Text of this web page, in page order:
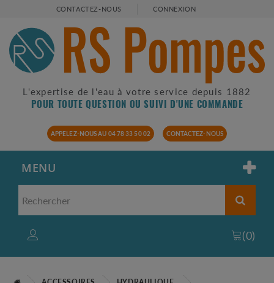
CONTACTEZ-NOUS CONNEXION
L'expertise de l'eau à votre service depuis 1882
POUR TOUTE QUESTION OU SUIVI D'UNE COMMANDE
APPELEZ-NOUS AU 04 78 33 50 02 CONTACTEZ-NOUS
MENU
(0)